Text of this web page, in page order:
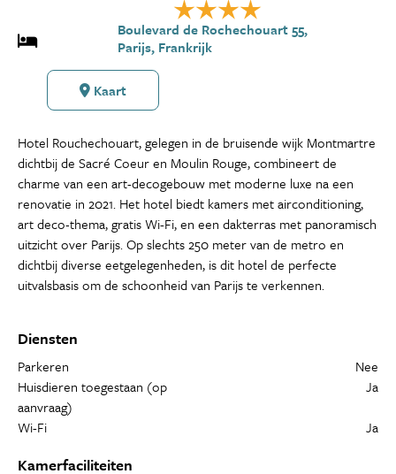
Boulevard de Rochechouart 55,
Parijs, Frankrijk
Kaart
Hotel Rouchechouart, gelegen in de bruisende wijk Montmartre
dichtbij de Sacré Coeur en Moulin Rouge, combineert de
charme van een art-decogebouw met moderne luxe na een
renovatie in 2021. Het hotel biedt kamers met airconditioning,
art deco-thema, gratis Wi-Fi, en een dakterras met panoramisch
uitzicht over Parijs. Op slechts 250 meter van de metro en
dichtbij diverse eetgelegenheden, is dit hotel de perfecte
uitvalsbasis om de schoonheid van Parijs te verkennen.
Diensten
Parkeren
Nee
Huisdieren toegestaan (op
aanvraag)
Ja
Wi-Fi Ja
Kamerfaciliteiten